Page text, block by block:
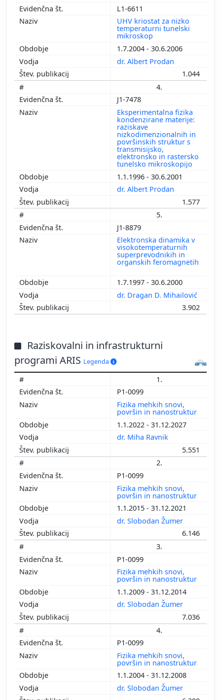
L1-6611
UHV kriostat za nizko
temperaturni tunelski
mikroskop
1.7.2004 - 30.6.2006
dr. Albert Prodan
1.044
4.
J1-7478
Eksperimentalna fizika
kondenzirane materije:
raziskave
nizkodimenzionalnih in
površinskih struktur s
transmisijsko,
elektronsko in rastersko
tunelsko mikroskopijo
1.1.1996 - 30.6.2001
dr. Albert Prodan
1.577
5.
J1-8879
Elektronska dinamika v
visokotemperaturnih
superprevodnikih in
organskih feromagnetih
1.7.1997 - 30.6.2000
dr. Dragan D. Mihailović
3.902
Raziskovalni in infrastrukturni
programi ARIS Legenda
1.
P1-0099
Fizika mehkih snovi,
površin in nanostruktur
1.1.2022 - 31.12.2027
dr. Miha Ravnik
5.551
2.
P1-0099
Fizika mehkih snovi,
površin in nanostruktur
1.1.2015 - 31.12.2021
dr. Slobodan Žumer
6.146
3.
P1-0099
Fizika mehkih snovi,
površin in nanostruktur
1.1.2009 - 31.12.2014
dr. Slobodan Žumer
7.036
4.
P1-0099
Fizika mehkih snovi,
površin in nanostruktur
1.1.2004 - 31.12.2008
dr. Slobodan Žumer